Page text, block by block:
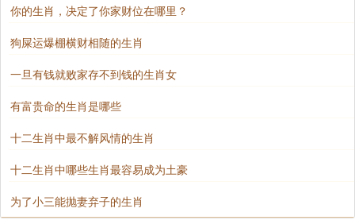
你的生肖，决定了你家财位在哪里？
狗屎运爆棚横财相随的生肖
一旦有钱就败家存不到钱的生肖女
有富贵命的生肖是哪些
十二生肖中最不解风情的生肖
十二生肖中哪些生肖最容易成为土豪
为了小三能抛妻弃子的生肖